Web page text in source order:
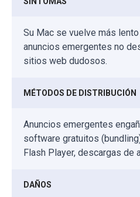
Su Mac se vuelve más
anuncios emergentes no
sitios web dudosos.
MÉTODOS DE DISTRIBUCIÓN
Anuncios emergentes
software gratuitos
Flash Player, descargas de
DAÑOS